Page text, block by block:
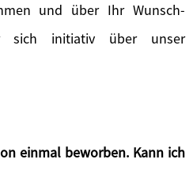
und über Ihr Wunsch-
sich initiativ über unser
einmal beworben. Kann ich